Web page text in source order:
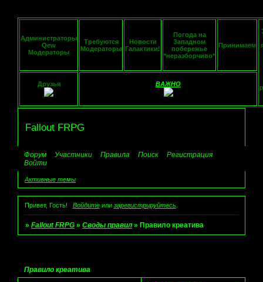
Администраторы
Qew
Модераторы
Требуются
Модераторы
Новости
Галактики!
Погода на
Западном
побережье
*неразборчиво*
Принимаем
Друзья ВАЖНО
Fallout FRPG
Форум Участники Правила Поиск
Регистрация
Войти
Активные темы
Привет, Гость! Войдитеили зарегистрируйтесь
»Fallout FRPG »Своды правил »Правило креатива
Правило креатива